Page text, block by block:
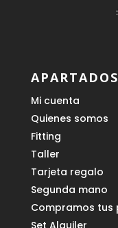
APARTADOS
Mi cuenta
Quienes somos
Fitting
Taller
Tarjeta regalo
Segunda mano
Compramos tus